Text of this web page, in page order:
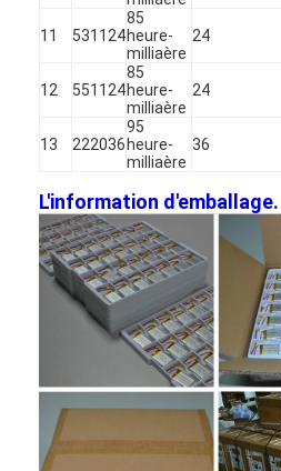
Batterie au lithium primaire
batterie de voiture hybride
11 531124
85
heure-
milliaère
24
12 551124
85
heure-
milliaère
24
13 222036
95
heure-
milliaère
36
L'information d'emballage.